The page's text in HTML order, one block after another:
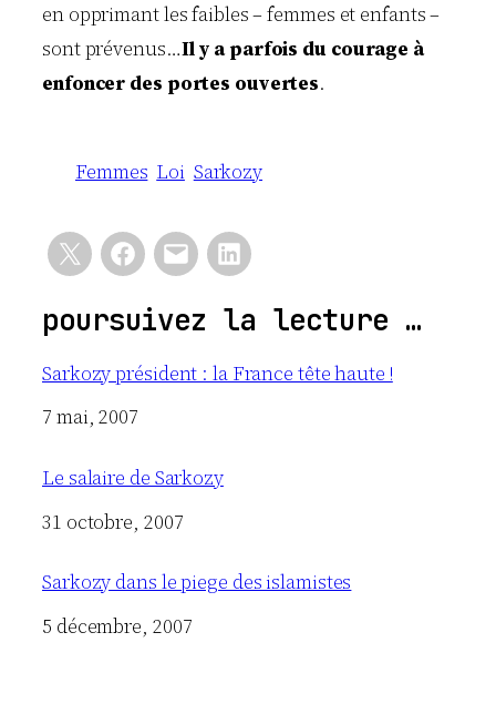
en opprimant les faibles – femmes et enfants –
sont prévenus…Il y a parfois du courage à
enfoncer des portes ouvertes.
Femmes Loi Sarkozy
poursuivez la lecture …
Sarkozy président : la France tête haute !
Date
7 mai, 2007
Le salaire de Sarkozy
Date
31 octobre, 2007
Sarkozy dans le piege des islamistes
Date
5 décembre, 2007